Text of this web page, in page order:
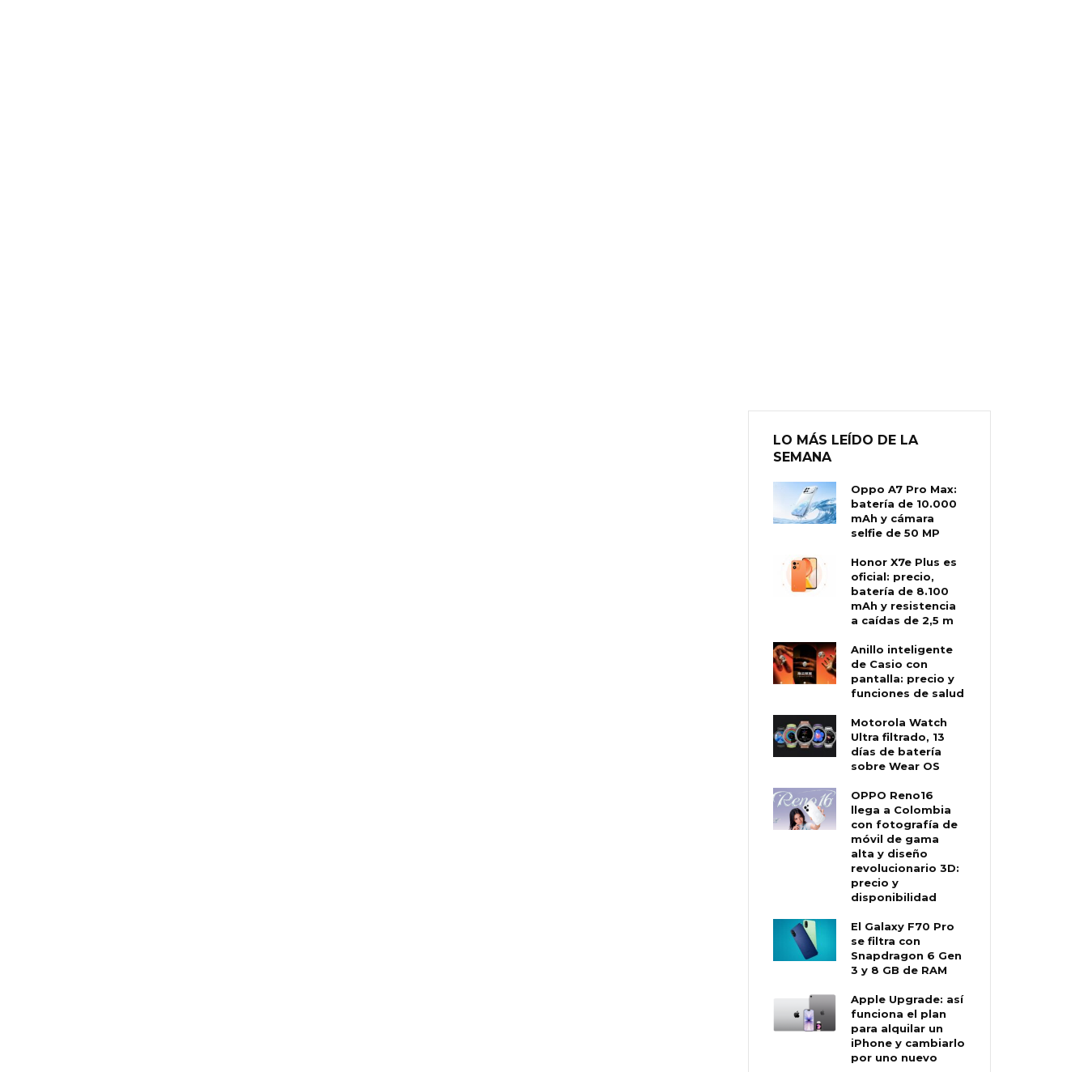
LO MÁS LEÍDO DE LA
SEMANA
Oppo A7 Pro Max:
batería de 10.000
mAh y cámara
selfie de 50 MP
Honor X7e Plus es
oficial: precio,
batería de 8.100
mAh y resistencia
a caídas de 2,5 m
Anillo inteligente
de Casio con
pantalla: precio y
funciones de salud
Motorola Watch
Ultra filtrado, 13
días de batería
sobre Wear OS
OPPO Reno16
llega a Colombia
con fotografía de
móvil de gama
alta y diseño
revolucionario 3D:
precio y
disponibilidad
El Galaxy F70 Pro
se filtra con
Snapdragon 6 Gen
3 y 8 GB de RAM
Apple Upgrade: así
funciona el plan
para alquilar un
iPhone y cambiarlo
por uno nuevo